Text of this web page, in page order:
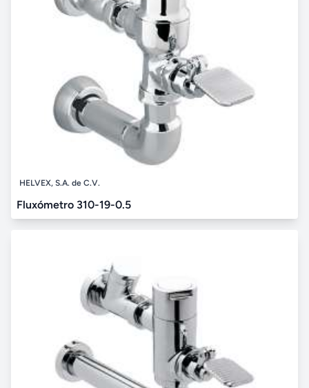
HELVEX, S.A. de C.V.
Fluxómetro 310-19-0.5